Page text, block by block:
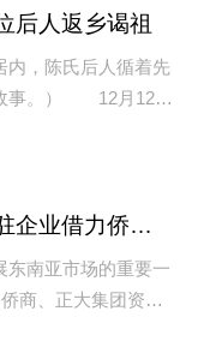
后人返乡谒祖
陈氏后人循着先
故事。） 12月12
汕头国际纺织城入驻企业借力侨商网络开拓东南亚市场
南亚市场的重要一
商、正大集团资深